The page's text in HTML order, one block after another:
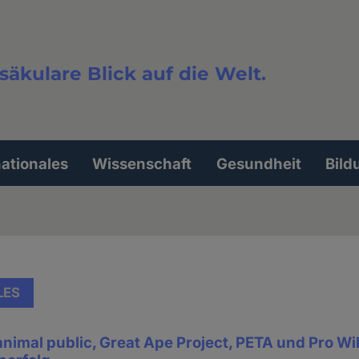
Blick auf die Welt.
Wissenschaft Gesundheit
public, Great Ape Project, PETA und Pro